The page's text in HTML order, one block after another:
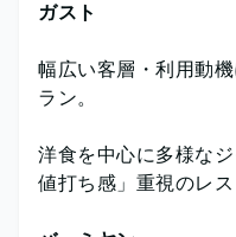
ガスト
幅広い客層・利用動
ラン。
洋食を中心に多様な
値打ち感」重視のレ